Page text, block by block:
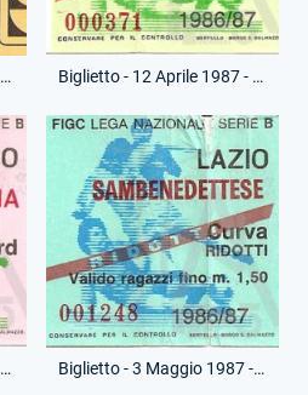
Biglietto - 12 Aprile 1987 - Campionato Serie B - Lazio-Cesena Biglietto - 12 Aprile 1987 - Campionato Serie B - Lazio-Cesena
Biglietto - 12 Aprile 1987 - Campionato Serie B - Lazio-Cesena Biglietto - 3 Maggio 1987 - Campionato Serie B - Lazio-Sambenedettese